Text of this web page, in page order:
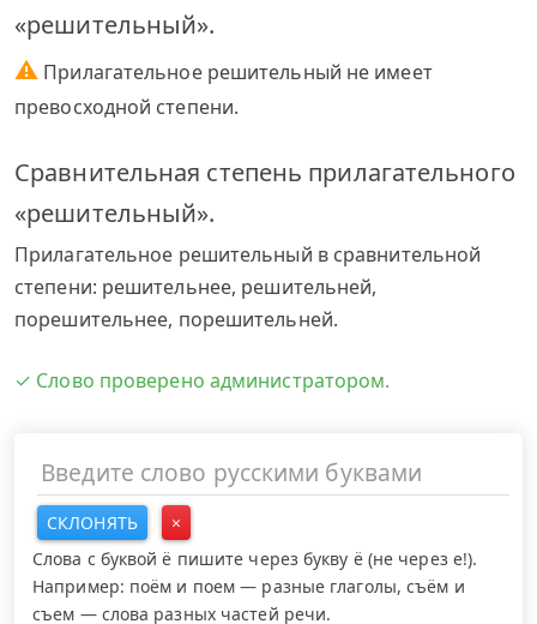
«решительный».
⚠ Прилагательное решительный не имеет
превосходной степени.
Сравнительная степень прилагательного
«решительный».
Прилагательное решительный в сравнительной
степени: решительнее, решительней,
порешительнее, порешительней.
✓ Слово проверено администратором.
СКЛОНЯТЬ
×
Слова с буквой ё пишите через букву ё (не через е!).
Например: поём и поем — разные глаголы, съём и
съем — слова разных частей речи.